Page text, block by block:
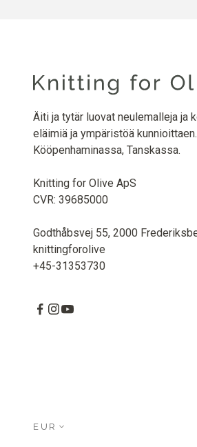
Äiti ja tytär luovat neulemalleja ja
eläimiä ja ympäristöä
Kööpenhaminassa, Tanskassa.
Knitting for Olive ApS
CVR: 39685000
Godthåbsvej 55, 2000
knittingforolive
+45-31353730
EUR